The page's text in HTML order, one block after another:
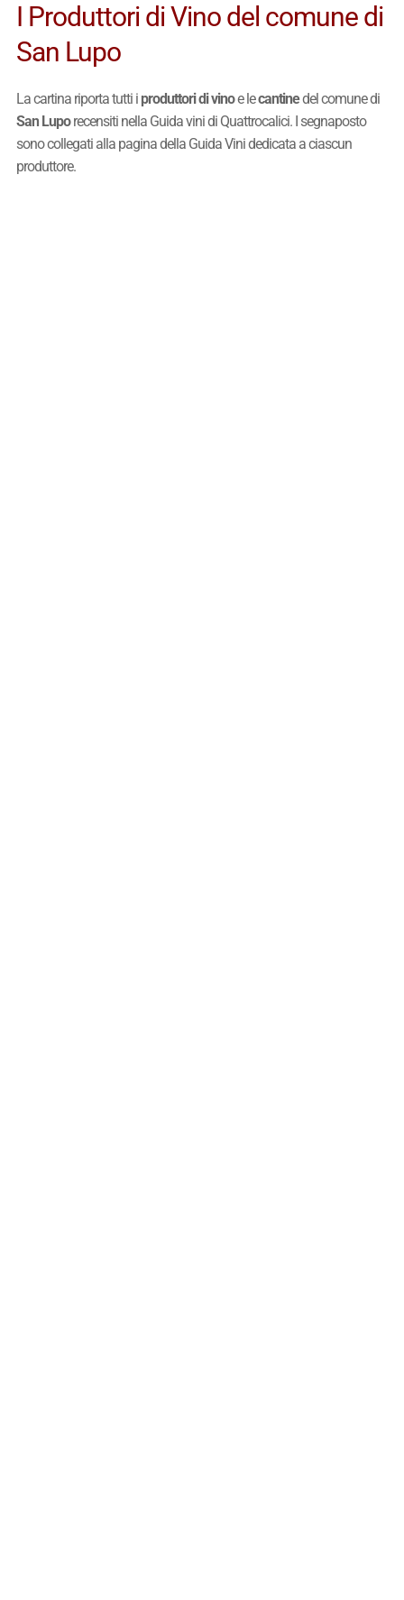
I Produttori di Vino del comune di
San Lupo
La cartina riporta tutti i produttori di vinoe lecantinedel comune di
San Luporecensiti nella Guida vini di Quattrocalici. I segnaposto
sono collegati alla pagina della Guida Vini dedicata a ciascun
produttore.